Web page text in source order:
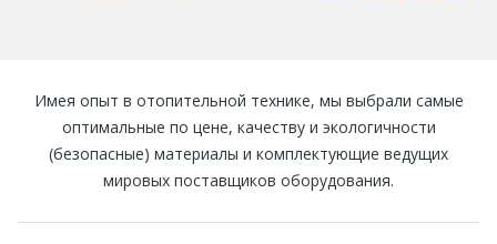
Перечислим основные этапы создания проекта
кондиционирования:
Получение от заказчика исходных данных, связанных
Имея опыт в отопительной технике, мы выбрали самые
оптимальные по цене, качеству и экологичности
(безопасные) материалы и комплектующие ведущих
мировых поставщиков оборудования.